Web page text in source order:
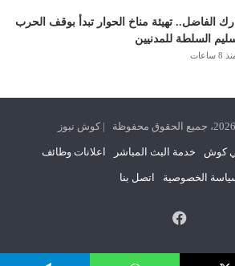
الفاضل.. تهيئة مناخ الحوار تبدأ بوقف الحرب
السلطة للمدنيين
8 ساعات
كوش خدمة البث المباشر اعلانات وظائف
الخصوصية اتصل بنا